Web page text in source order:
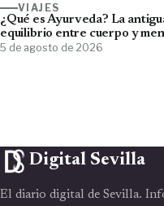
VIAJES
¿Qué es Ayurveda? La
equilibrio entre cuerpo y
5 de agosto de 2026
Digital Sevilla
El diario digital de Sevilla.